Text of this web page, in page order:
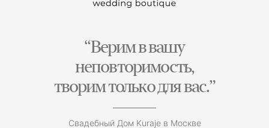
“Верим в вашу
неповторимость,
творим только для вас.”
Свадебный Дом Kuraje в Москве